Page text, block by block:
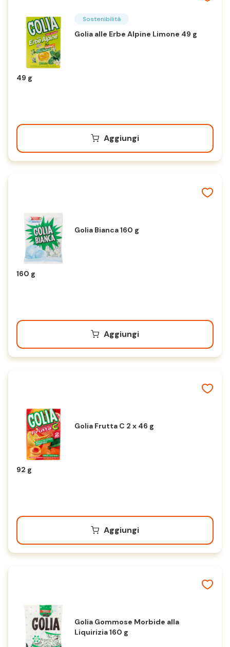
Sostenibilità
Golia alle Erbe Alpine Limone 49 g
49 g
Aggiungi
Golia Bianca 160 g
160 g
Aggiungi
Golia Frutta C 2 x 46 g
92 g
Aggiungi
Golia Gommose Morbide alla
Liquirizia 160 g